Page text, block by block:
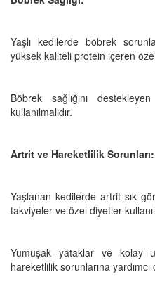
Yaşlı kedilerde böbrek
yüksek kaliteli protein içeren
Böbrek sağlığını
kullanılmalıdır.
Artrit ve Hareketlilik Sorunları:
Yaşlanan kedilerde artrit sık
takviyeler ve özel diyetler
Yumuşak yataklar ve kolay
hareketlilik sorunlarına yardımcı